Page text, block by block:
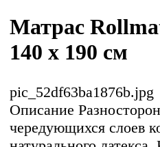
Матрас
140 x 190 см
pic_52df63ba1876b.jpg
Описание
чередующихся слоев